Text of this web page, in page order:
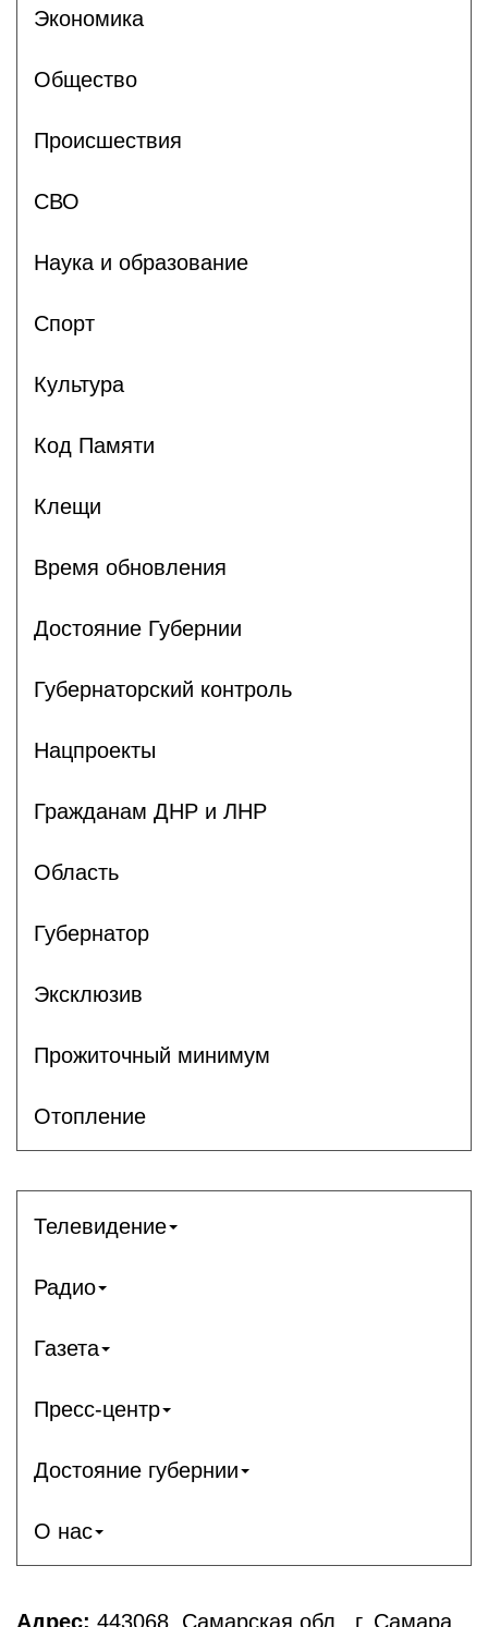
Экономика
Общество
Происшествия
СВО
Наука и образование
Спорт
Культура
Код Памяти
Клещи
Время обновления
Достояние Губернии
Губернаторский контроль
Нацпроекты
Гражданам ДНР и ЛНР
Область
Губернатор
Эксклюзив
Прожиточный минимум
Отопление
Телевидение
Радио
Газета
Пресс-центр
Достояние губернии
О нас
Адрес: 443068, Самарская обл., г. Самара,